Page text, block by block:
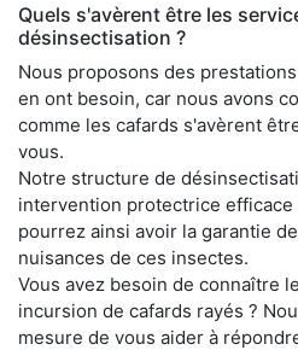
Quels s'avèrent être les
désinsectisation ?
Nous proposons des
en ont besoin, car nous avons
comme les cafards s'avèrent
vous.
Notre structure de
intervention protectrice efficace
pourrez ainsi avoir la garantie
nuisances de ces insectes.
Vous avez besoin de connaître
incursion de cafards rayés ?
mesure de vous aider à